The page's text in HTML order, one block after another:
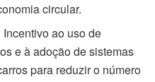
circular.
Incentivo ao uso de
e à adoção de sistemas
para reduzir o número